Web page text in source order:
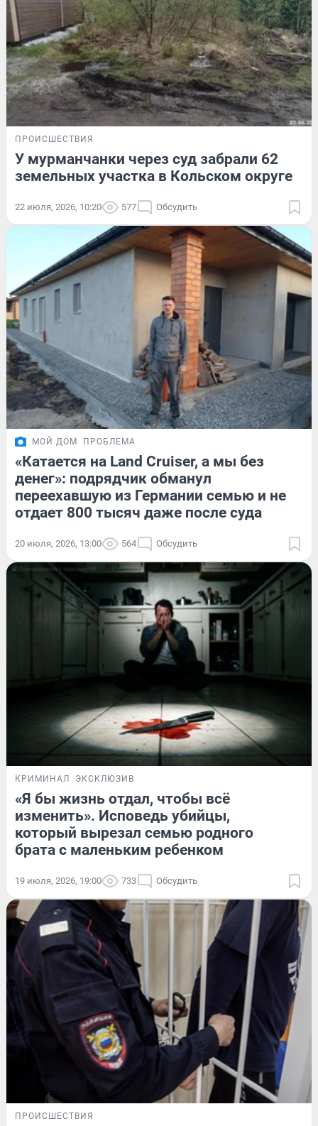
ПРОИСШЕСТВИЯ
У мурманчанки через суд забрали 62
земельных участка в Кольском округе
22 июля, 2026, 10:20 577 Обсудить
МОЙ ДОМ ПРОБЛЕМА
«Катается на Land Cruiser, а мы без
денег»: подрядчик обманул
переехавшую из Германии семью и не
отдает 800 тысяч даже после суда
20 июля, 2026, 13:00 564 Обсудить
КРИМИНАЛ ЭКСКЛЮЗИВ
«Я бы жизнь отдал, чтобы всё
изменить». Исповедь убийцы,
который вырезал семью родного
брата с маленьким ребенком
19 июля, 2026, 19:00 733 Обсудить
ПРОИСШЕСТВИЯ